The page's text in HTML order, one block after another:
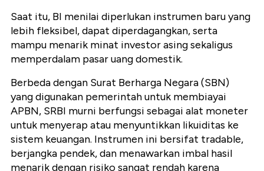
Saat itu, BI menilai diperlukan instrumen baru yang
lebih fleksibel, dapat diperdagangkan, serta
mampu menarik minat investor asing sekaligus
memperdalam pasar uang domestik.
Berbeda dengan Surat Berharga Negara (SBN)
yang digunakan pemerintah untuk membiayai
APBN, SRBI murni berfungsi sebagai alat moneter
untuk menyerap atau menyuntikkan likuiditas ke
sistem keuangan. Instrumen ini bersifat tradable,
berjangka pendek, dan menawarkan imbal hasil
menarik dengan risiko sangat rendah karena